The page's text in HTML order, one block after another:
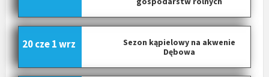
Sezon kąpielowy na akwenie
Dębowa
20 cze 1 wrz